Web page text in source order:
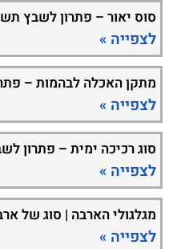
סוס יאור – פתרון לשבץ
לצפייה »
מתקן האכלה לבהמות –
לצפייה »
סוג רכיכה ימית – פתרון
לצפייה »
מגלגולי הארבה | סוג של
לצפייה »